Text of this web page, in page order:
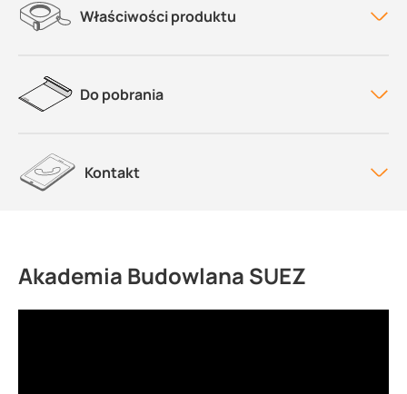
Właściwości produktu
Do pobrania
Kontakt
Akademia Budowlana SUEZ